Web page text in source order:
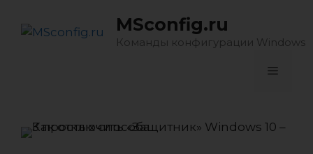
содержимому
MSconfig.ru
Команды конфигурации Windows
Меню